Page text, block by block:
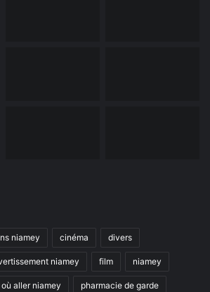
niamey cinéma divers
niamey film niamey
où aller niamey pharmacie de garde